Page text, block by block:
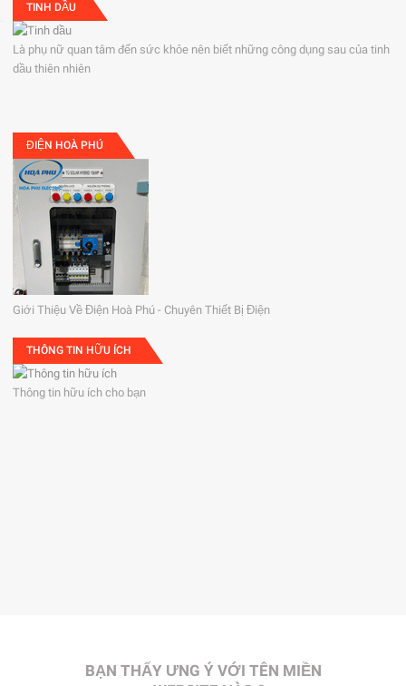
TINH DẦU
Là phụ nữ quan tâm đến sức khỏe nên biết những công dụng sau của tinh
dầu thiên nhiên
ĐIỆN HOÀ PHÚ
Giới Thiệu Về Điện Hoà Phú - Chuyên Thiết Bị Điện
THÔNG TIN HỮU ÍCH
Thông tin hữu ích cho bạn
BẠN THẤY ƯNG Ý VỚI TÊN MIỀN